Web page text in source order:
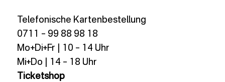
Telefonische Kartenbestellung
0711 – 99 88 98 18
Mo+Di+Fr | 10 – 14 Uhr
Mi+Do | 14 – 18 Uhr
Ticketshop